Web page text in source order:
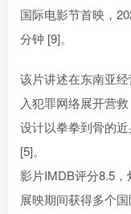
国际电影节首映，
分钟 [9]。
该片讲述在东南亚
入犯罪网络展开营
设计以拳拳到骨的
[5]。
影片IMDB评分8.5，
展映期间获得多个